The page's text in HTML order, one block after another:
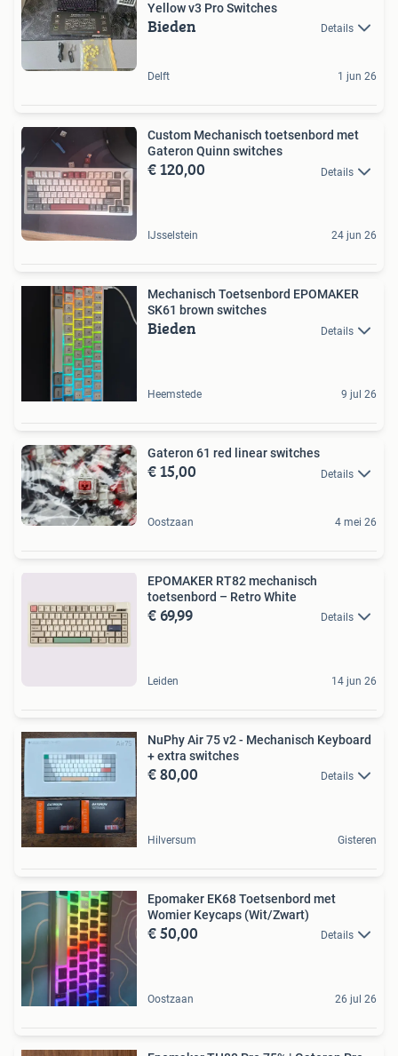
Yellow v3 Pro Switches
Bieden Details
Delft 1 jun 26
Custom Mechanisch toetsenbord met
Gateron Quinn switches
€ 120,00 Details
IJsselstein 24 jun 26
Mechanisch Toetsenbord EPOMAKER
SK61 brown switches
Bieden Details
Heemstede 9 jul 26
Gateron 61 red linear switches
€ 15,00 Details
Oostzaan 4 mei 26
EPOMAKER RT82 mechanisch
toetsenbord – Retro White
€ 69,99 Details
Leiden 14 jun 26
NuPhy Air 75 v2 - Mechanisch Keyboard
+ extra switches
€ 80,00 Details
Hilversum Gisteren
Epomaker EK68 Toetsenbord met
Womier Keycaps (Wit/Zwart)
€ 50,00 Details
Oostzaan 26 jul 26